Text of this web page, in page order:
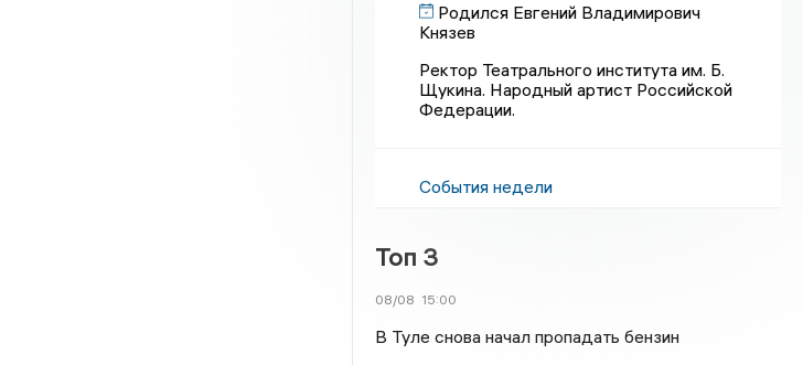
Родился Евгений Владимирович
Князев
Ректор Театрального института им. Б.
Щукина. Народный артист Российской
Федерации.
События недели
Топ 3
08/08 15:00
В Туле снова начал пропадать бензин